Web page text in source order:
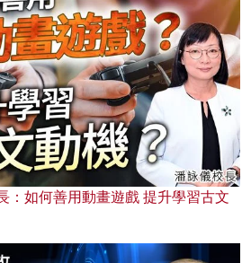
：如何善用動畫遊戲 提升學習古文